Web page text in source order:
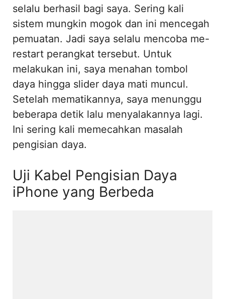
selalu berhasil bagi saya. Sering kali
sistem mungkin mogok dan ini mencegah
pemuatan. Jadi saya selalu mencoba me-
restart perangkat tersebut. Untuk
melakukan ini, saya menahan tombol
daya hingga slider daya mati muncul.
Setelah mematikannya, saya menunggu
beberapa detik lalu menyalakannya lagi.
Ini sering kali memecahkan masalah
pengisian daya.
Uji Kabel Pengisian Daya
iPhone yang Berbeda